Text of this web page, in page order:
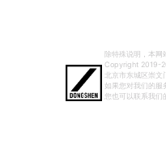
除特殊说明，本网
Copyright 2019-
北京市东城区崇文
如果您对我们的
您也可以联系我